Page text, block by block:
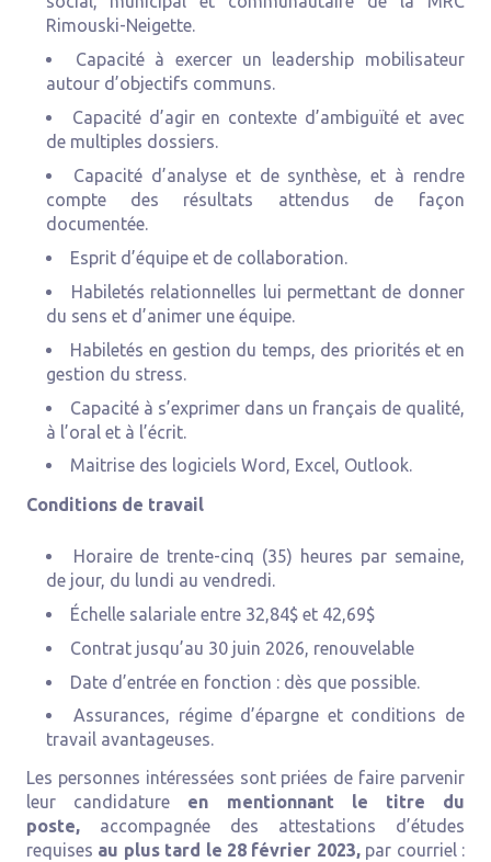
Rimouski-Neigette.
Capacité à exercer un leadership mobilisateur
autour d’objectifs communs.
Capacité d’agir en contexte d’ambiguïté et avec
de multiples dossiers.
Capacité d’analyse et de synthèse, et à rendre
compte des résultats attendus de façon
documentée.
Esprit d’équipe et de collaboration.
Habiletés relationnelles lui permettant de donner
du sens et d’animer une équipe.
Habiletés en gestion du temps, des priorités et en
gestion du stress.
Capacité à s’exprimer dans un français de qualité,
à l’oral et à l’écrit.
Maitrise des logiciels Word, Excel, Outlook.
Conditions de travail
Horaire de trente-cinq (35) heures par semaine,
de jour, du lundi au vendredi.
Échelle salariale entre 32,84$ et 42,69$
Contrat jusqu’au 30 juin 2026, renouvelable
Date d’entrée en fonction : dès que possible.
Assurances, régime d’épargne et conditions de
travail avantageuses.
Les personnes intéressées sont priées de faire parvenir
leur candidature en mentionnant le titre du
poste,
accompagnée des attestations d’études
requises au plus tard le 28 février 2023,par courriel :